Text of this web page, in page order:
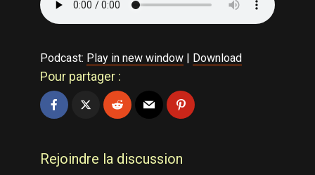
Podcast: Play in new window | Download
Pour partager :
Rejoindre la discussion